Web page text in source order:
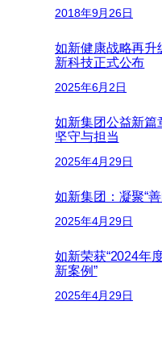
2018年9月26日
如新健康战略再升
新科技正式公布
2025年6月2日
如新集团公益新篇
坚守与担当
2025年4月29日
如新集团：凝聚“
2025年4月29日
如新荣获“2024年
新案例”
2025年4月29日